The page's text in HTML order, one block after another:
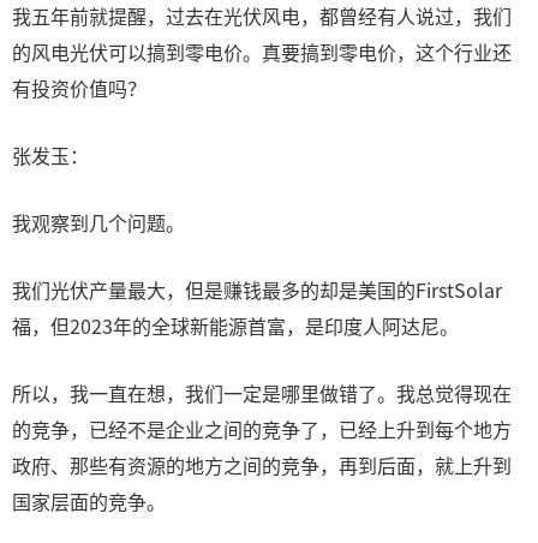
我五年前就提醒，过去在光伏风电，都曾经有人说过，我们
的风电光伏可以搞到零电价。真要搞到零电价，这个行业还
有投资价值吗？
张发玉：
我观察到几个问题。
我们光伏产量最大，但是赚钱最多的却是美国的FirstSolar
福，但2023年的全球新能源首富，是印度人阿达尼。
所以，我一直在想，我们一定是哪里做错了。我总觉得现在
的竞争，已经不是企业之间的竞争了，已经上升到每个地方
政府、那些有资源的地方之间的竞争，再到后面，就上升到
国家层面的竞争。